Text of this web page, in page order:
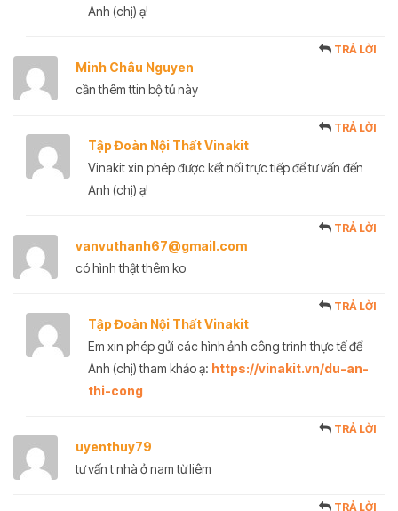
Anh (chị) ạ!
Minh Châu Nguyen
TRẢ LỜI
cần thêm ttin bộ tủ này
Tập Đoàn Nội Thất Vinakit
TRẢ LỜI
Vinakit xin phép được kết nối trực tiếp để tư vấn đến
Anh (chị) ạ!
vanvuthanh67@gmail.com
TRẢ LỜI
có hình thật thêm ko
Tập Đoàn Nội Thất Vinakit
TRẢ LỜI
Em xin phép gửi các hình ảnh công trình thực tế để
Anh (chị) tham khảo ạ: https://vinakit.vn/du-an-
thi-cong
uyenthuy79
TRẢ LỜI
tư vấn t nhà ở nam từ liêm
TRẢ LỜI